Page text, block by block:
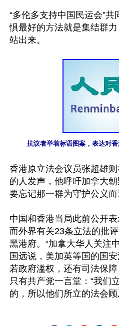
“多伦多支持中国民运会”
惧最好的方法就是集结群
站出来。
抗议者举着标语图案，表达对
香港原立法会议员张超雄
的人发声，他呼吁加拿大
要忘记那一群为守护公义而
中国和香港当局此前公开
而外界有关23条立法的批
黑港府。“加拿大华人关注
国远说，美加英等国的国
若政府滥权，还有司法保
只有共产党一言堂：“我们